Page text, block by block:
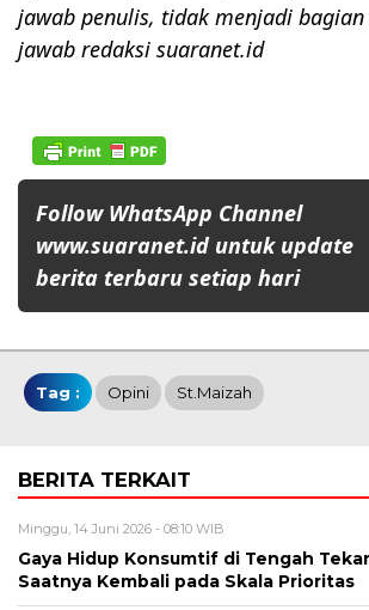
jawab penulis, tidak menjadi
jawab redaksi suaranet.id
Follow WhatsApp Channel
www.suaranet.id untuk update
berita terbaru setiap hari
Tag : Opini St.maizah
BERITA TERKAIT
Minggu, 14 Juni 2026 - 08:10 WIB
Gaya Hidup Konsumtif di Tengah
Saatnya Kembali pada Skala Prioritas